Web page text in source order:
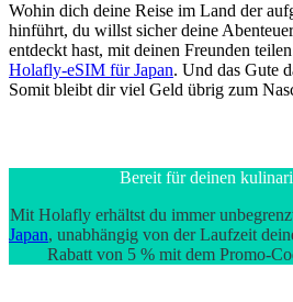
Wohin dich deine Reise im Land der
hinführt, du willst sicher deine
entdeckt hast, mit deinen Freunden
Holafly-eSIM für Japan. Und das Gute
Somit bleibt dir viel Geld übrig zum
Bereit für deinen
Mit Holafly erhältst du immer
Japan, unabhängig von der Laufzeit
Rabatt von 5 % mit dem Promo-